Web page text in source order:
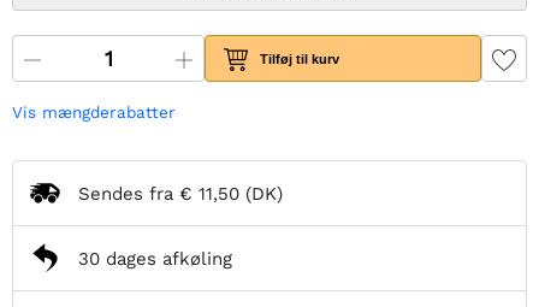
Tilføj til kurv
Vis mængderabatter
Sendes fra € 11,50 (DK)
30 dages afkøling